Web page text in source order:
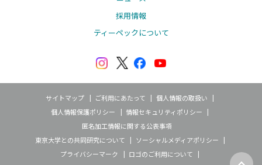
採用情報
ティーペックについて
サイトマップ ご利用にあたって
個人情報の取扱い
個人情報保護ポリシー
情報セキュリティポリシー
匿名加工情報に関する公表事項
東京大学との共同研究について
ソーシャルメディアポリシー
プライバシーマーク
ロゴのご利用について